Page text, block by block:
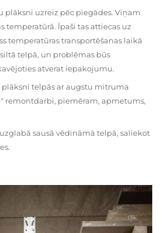
plāksni uzreiz pēc piegādes. Viņam
temperatūrā. Īpaši tas attiecas uz
temperatūras transportēšanas laikā
telpā, un problēmas būs
atverat iepakojumu.
telpās ar augstu mitruma
remontdarbi, piemēram, apmetums,
sausā vēdināmā telpā, saliekot